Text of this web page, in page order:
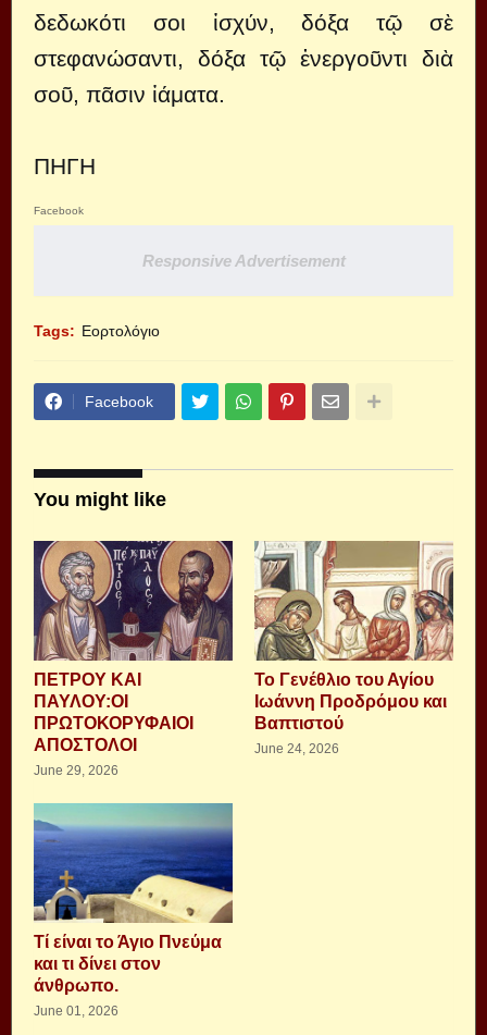
δεδωκότι σοι ἰσχύν, δόξα τῷ σὲ
στεφανώσαντι, δόξα τῷ ἐνεργοῦντι διὰ
σοῦ, πᾶσιν ἰάματα.
ΠΗΓΗ
Facebook
Responsive Advertisement
Tags: Εορτολόγιο
Facebook
You might like
ΠΕΤΡΟΥ ΚΑΙ
ΠΑΥΛΟΥ:ΟΙ
ΠΡΩΤΟΚΟΡΥΦΑΙΟΙ
ΑΠΟΣΤΟΛΟΙ
June 29, 2026
Το Γενέθλιο του Αγίου
Ιωάννη Προδρόμου και
Βαπτιστού
June 24, 2026
Τί είναι το Άγιο Πνεύμα
και τι δίνει στον
άνθρωπο.
June 01, 2026